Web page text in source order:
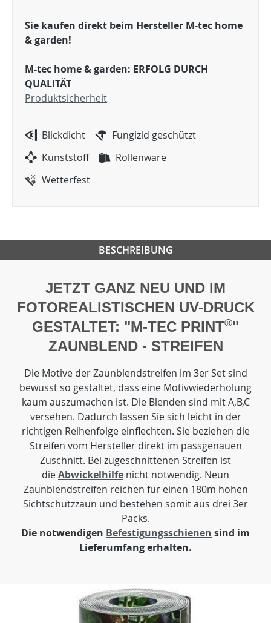
Sie kaufen direkt beim Hersteller M-tec home
& garden!
M-tec home & garden: ERFOLG DURCH
QUALITÄT
Produktsicherheit
Blickdicht
Fungizid geschützt
Kunststoff
Rollenware
Wetterfest
BESCHREIBUNG
JETZT GANZ NEU UND IM
FOTOREALISTISCHEN UV-DRUCK
GESTALTET: "M-TEC PRINT®"
ZAUNBLEND - STREIFEN
Die Motive der Zaunblendstreifen im 3er Set sind
bewusst so gestaltet, dass eine Motivwiederholung
kaum auszumachen ist. Die Blenden sind mit A,B,C
versehen. Dadurch lassen Sie sich leicht in der
richtigen Reihenfolge einflechten. Sie beziehen die
Streifen vom Hersteller direkt im passgenauen
Zuschnitt. Bei zugeschnittenen Streifen ist
dieAbwickelhilfe nicht notwendig. Neun
Zaunblendstreifen reichen für einen 180m hohen
Sichtschutzzaun und bestehen somit aus drei 3er
Packs.
Die notwendigen Befestigungsschienen sind im
Lieferumfang erhalten.